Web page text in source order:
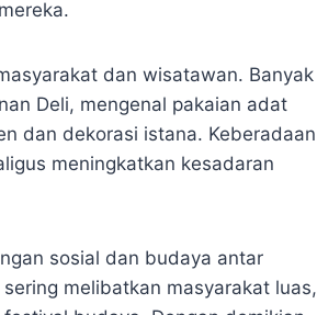
dan wisatawan. Banyak
Deli, mengenal pakaian adat
dan dekorasi istana. Keberadaan
meningkatkan kesadaran
sosial dan budaya antar
melibatkan masyarakat luas,